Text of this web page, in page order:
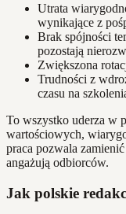
Utrata
wynikające z
Brak spójności
pozostają
Zwiększona
Trudności z
czasu na
To wszystko uderza w
wartościowych,
praca pozwala
angażują odbiorców.
Jak polskie